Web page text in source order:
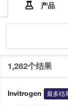
产品
1,282个结果
Invitrogen 最多结